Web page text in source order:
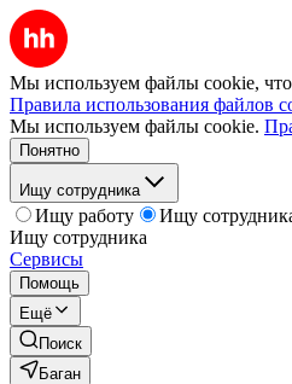
Мы используем файлы cookie,
Правила использования файлов
Мы используем файлы cookie.
Понятно
Ищу сотрудника
Ищу работу
Ищу
Ищу сотрудника
Сервисы
Помощь
Ещё
Поиск
Баган